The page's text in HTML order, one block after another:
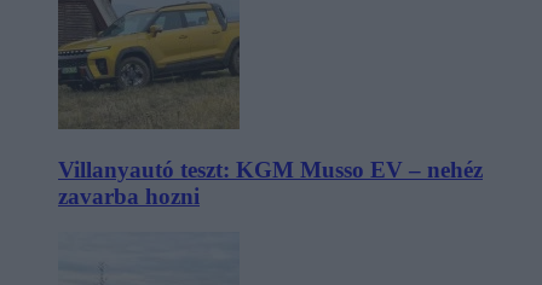
Villanyautó teszt: KGM Musso EV – nehéz
zavarba hozni